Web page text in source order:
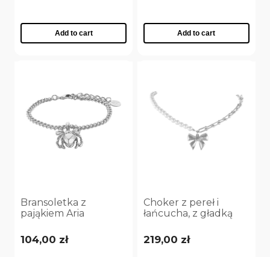
Add to cart Add to cart
Bransoletka z
pająkiem Aria
(B25/NUT/07AG)
104,00 zł
Choker z pereł i
łańcucha, z gładką
Princess Collection
(C25/NUT/04AG)
219,00 zł